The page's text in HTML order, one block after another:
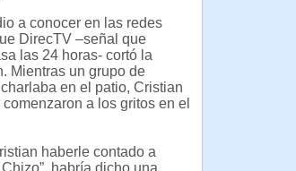
a conocer en las redes
DirecTV –señal que
las 24 horas- cortó la
Mientras un grupo de
en el patio, Cristian
a los gritos en el
haberle contado a